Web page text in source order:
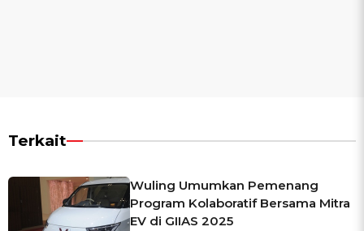
Terkait
Wuling Umumkan Pemenang
Program Kolaboratif Bersama Mitra
EV di GIIAS 2025